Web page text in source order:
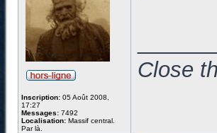
Inscription: 05 Août 2008,
17:27
Messages: 7492
Localisation: Massif central.
Par là.
Close